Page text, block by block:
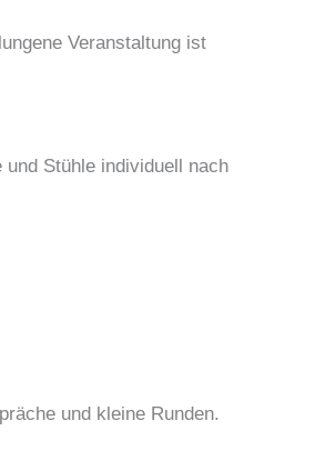
Veranstaltung ist
Stühle individuell nach
und kleine Runden.